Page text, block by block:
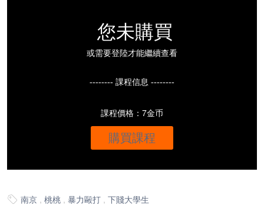
您未購買
或需要登陸才能繼續查看
-------- 課程信息 --------
課程價格：7金币
購買課程
 南京 , 桃桃 , 暴力毆打 , 下賤大學生